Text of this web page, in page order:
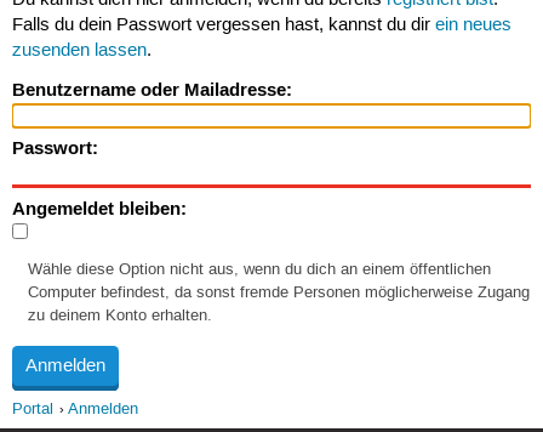
Falls du dein Passwort vergessen hast, kannst du dir ein neues
zusenden lassen.
Benutzername oder Mailadresse:
Passwort:
Angemeldet bleiben:
Wähle diese Option nicht aus, wenn du dich an einem öffentlichen
Computer befindest, da sonst fremde Personen möglicherweise Zugang
zu deinem Konto erhalten.
Portal Anmelden